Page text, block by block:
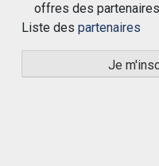
offres des
Liste des partenaires